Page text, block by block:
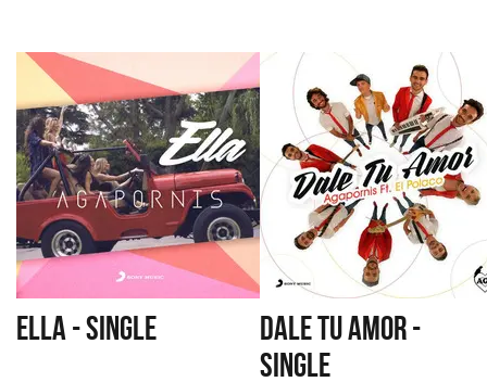
ELLA - SINGLE
DALE TU AMOR -
SINGLE